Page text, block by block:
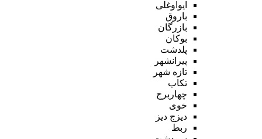
ایواوغلی
باروق
بازرگان
بوکان
پلدشت
پیرانشهر
تازه شهر
تکاب
چهاربرج
خوی
دیزج دیز
ربط